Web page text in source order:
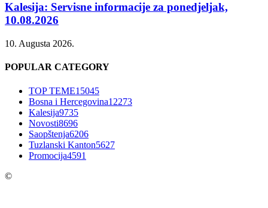
Kalesija: Servisne informacije za ponedjeljak,
10.08.2026
10. Augusta 2026.
POPULAR CATEGORY
TOP TEME15045
Bosna i Hercegovina12273
Kalesija9735
Novosti8696
Saopštenja6206
Tuzlanski Kanton5627
Promocija4591
©